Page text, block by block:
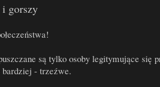
gorszy
są tylko osoby legitymujące się
- trzeźwe.